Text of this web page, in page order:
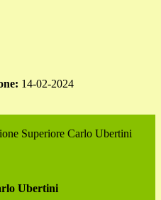
14-02-2024
Superiore Carlo Ubertini
Ubertini